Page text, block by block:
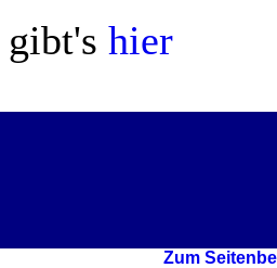
hier
Zum